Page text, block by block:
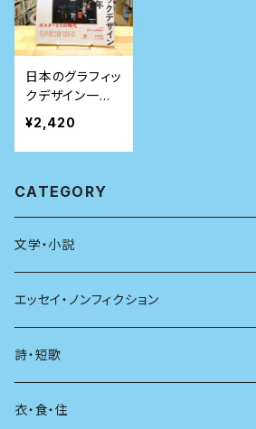
日本のグラフィッ
クデザイン一五
〇年: ポスターと
その時代 (別冊
太陽)
¥2,420
CATEGORY
文学・小説
日本
海外
日本語
エッセイ・ノンフィクション
エッセイ
日記
詩・短歌
詩
衣・食・住